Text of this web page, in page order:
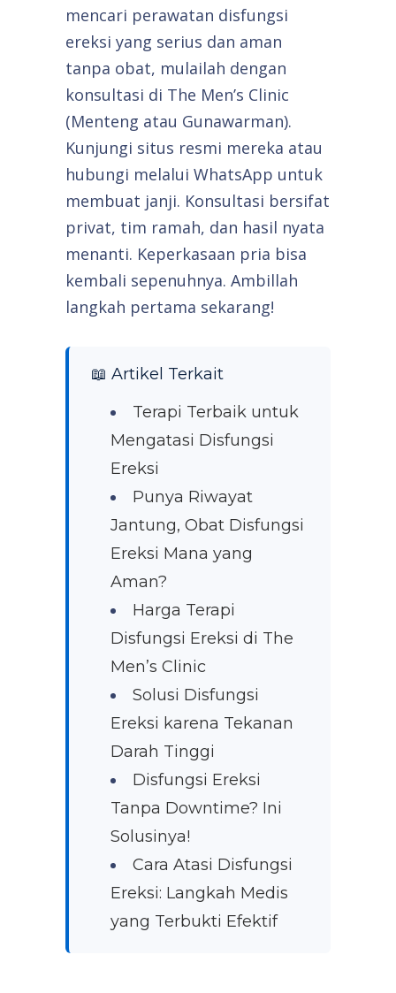
mencari perawatan disfungsi
ereksi yang serius dan aman
tanpa obat, mulailah dengan
konsultasi di The Men’s Clinic
(Menteng atau Gunawarman).
Kunjungi situs resmi mereka atau
hubungi melalui WhatsApp untuk
membuat janji. Konsultasi bersifat
privat, tim ramah, dan hasil nyata
menanti. Keperkasaan pria bisa
kembali sepenuhnya. Ambillah
langkah pertama sekarang!
📖 Artikel Terkait
Terapi Terbaik untuk
Mengatasi Disfungsi
Ereksi
Punya Riwayat
Jantung, Obat Disfungsi
Ereksi Mana yang
Aman?
Harga Terapi
Disfungsi Ereksi di The
Men’s Clinic
Solusi Disfungsi
Ereksi karena Tekanan
Darah Tinggi
Disfungsi Ereksi
Tanpa Downtime? Ini
Solusinya!
Cara Atasi Disfungsi
Ereksi: Langkah Medis
yang Terbukti Efektif